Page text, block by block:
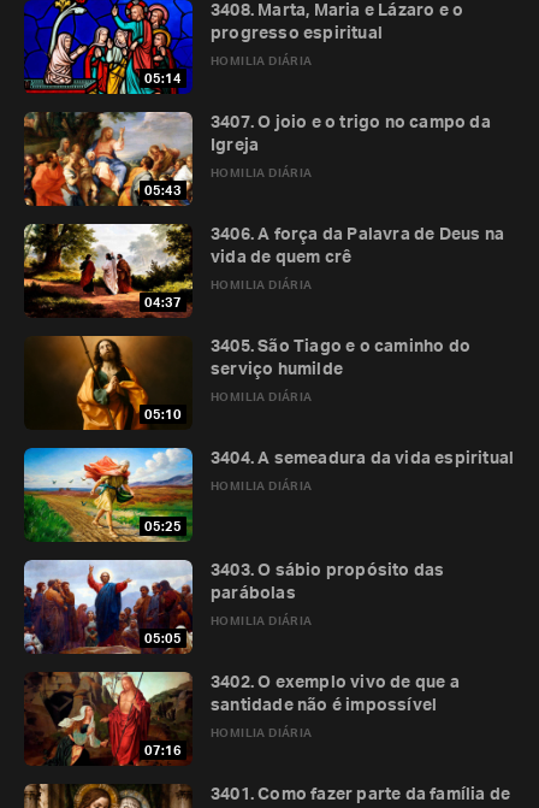
05:14
HOMILIA DIÁRIA
3408. Marta, Maria e Lázaro e o
progresso espiritual
05:43
HOMILIA DIÁRIA
3407. O joio e o trigo no campo da
Igreja
04:37
HOMILIA DIÁRIA
3406. A força da Palavra de Deus na
vida de quem crê
05:10
HOMILIA DIÁRIA
3405. São Tiago e o caminho do
serviço humilde
05:25
HOMILIA DIÁRIA
3404. A semeadura da vida espiritual
05:05
HOMILIA DIÁRIA
3403. O sábio propósito das
parábolas
07:16
HOMILIA DIÁRIA
3402. O exemplo vivo de que a
santidade não é impossível
3401. Como fazer parte da família de